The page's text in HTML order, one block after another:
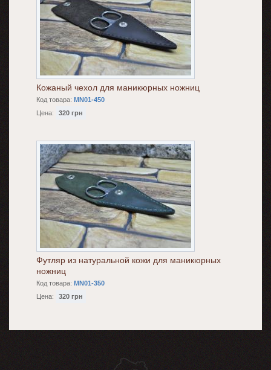
Кожаный чехол для маникюрных ножниц
Код товара: MN01-450
Цена:
320 грн
Футляр из натуральной кожи для маникюрных
ножниц
Код товара: MN01-350
Цена:
320 грн